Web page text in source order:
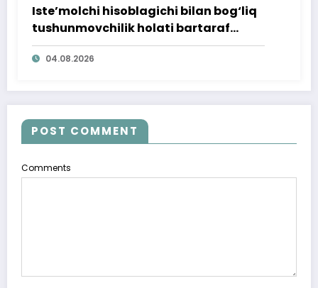
Iste’molchi hisoblagichi bilan bog‘liq
tushunmovchilik holati bartaraf
qilindi
04.08.2026
POST COMMENT
Comments